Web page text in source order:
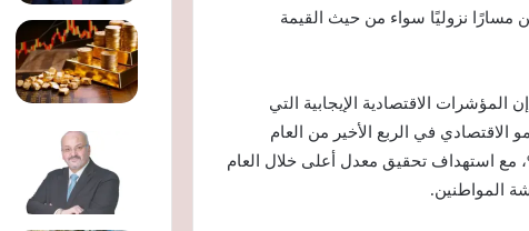
مسارًا نزوليًا سواء من حيث القيمة
الاقتصادية الإيجابية التي
الاقتصادي في الربع الأخير من العام
الماضي نحو 5%، فيما سجل معدل النمو للعام المالي بأكمله 4.4%، مع استهداف تحقيق معدل أعلى خلال العام
المواطنين.